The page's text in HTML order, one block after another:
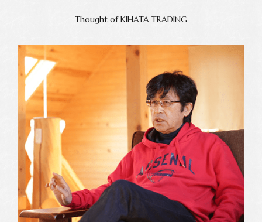
Thought of KIHATA TRADING